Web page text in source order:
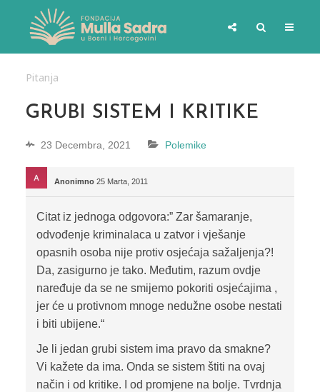
Pitanja
GRUBI SISTEM I KRITIKE
23 Decembra, 2021 Polemike
Anonimno 25 Marta, 2011
Citat iz jednoga odgovora:” Zar šamaranje,
odvođenje kriminalaca u zatvor i vješanje
opasnih osoba nije protiv osjećaja sažaljenja?!
Da, zasigurno je tako. Međutim, razum ovdje
naređuje da se ne smijemo pokoriti osjećajima ,
jer će u protivnom mnoge nedužne osobe nestati
i biti ubijene.“
Je li jedan grubi sistem ima pravo da smakne?
Vi kažete da ima. Onda se sistem štiti na ovaj
način i od kritike. I od promjene na bolje. Tvrdnja